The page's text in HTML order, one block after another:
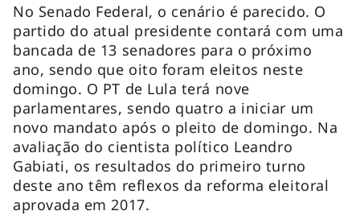
No Senado Federal, o cenário é parecido. O
partido do atual presidente contará com uma
bancada de 13 senadores para o próximo
ano, sendo que oito foram eleitos neste
domingo. O PT de Lula terá nove
parlamentares, sendo quatro a iniciar um
novo mandato após o pleito de domingo. Na
avaliação do cientista político Leandro
Gabiati, os resultados do primeiro turno
deste ano têm reflexos da reforma eleitoral
aprovada em 2017.